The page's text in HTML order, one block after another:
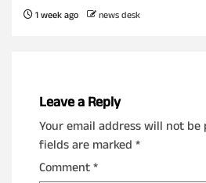
1 week ago news desk
Leave a Reply
Your email address will not be
fields are marked *
Comment*